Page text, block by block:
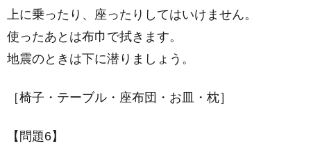
上に乗ったり、座ったりしてはいけません。
使ったあとは布巾で拭きます。
地震のときは下に潜りましょう。
［椅子・テーブル・座布団・お皿・枕］
【問題6】